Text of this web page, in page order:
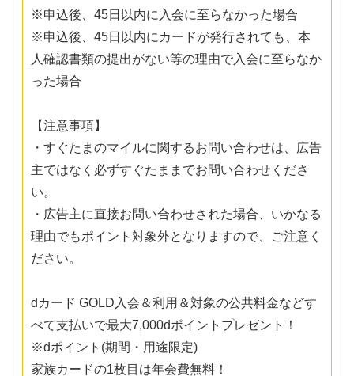
※申込後、45日以内に入会に至らなかった場合
※申込後、45日以内にカードが発行されても、本
人確認書類の提出がない等の理由で入会に至らなか
った場合
【注意事項】
・すぐたまのマイルに関するお問い合わせは、広告
主ではなく必ずすぐたままでお問い合わせくださ
い。
・広告主に直接お問い合わせされた場合、いかなる
理由でもポイント対象外となりますので、ご注意く
ださい。
dカード GOLD入会＆利用＆対象の公共料金などす
べて支払いで最大7,000dポイントプレゼント！
※dポイント(期間・用途限定)
家族カードの1枚目は年会費無料！